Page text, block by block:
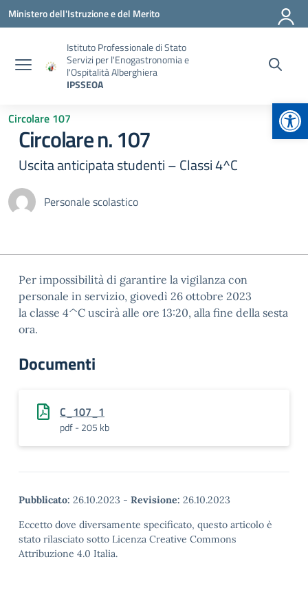
Vai ai contenuti
Vai al menu di navigazione
Vai al footer
Ministero dell'Istruzione e del Merito
Istituto Professionale di Stato
Servizi per l'Enogastronomia e
l'Ospitalità Alberghiera
IPSSEOA
Circolare 107
Circolare n. 107
Uscita anticipata studenti – Classi 4^C
Personale scolastico
Per impossibilità di garantire la vigilanza con
personale in servizio, giovedì 26 ottobre 2023
la classe 4^C uscirà alle ore 13:20, alla fine della sesta
ora.
Documenti
C_107_1
pdf - 205 kb
Pubblicato: 26.10.2023 - Revisione: 26.10.2023
Eccetto dove diversamente specificato, questo articolo è
stato rilasciato sotto Licenza Creative Commons
Attribuzione 4.0 Italia.